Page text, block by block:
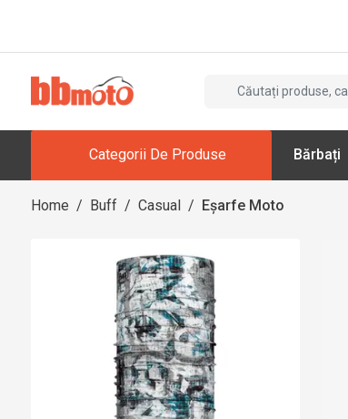
Categorii De Produse Bărbați
Home / Buff / Casual / Eșarfe Moto